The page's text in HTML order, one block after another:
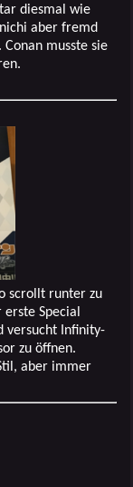
diesmal wie
aber fremd
musste sie
scrollt runter zu
Special
versucht Infinity-
zu öffnen.
aber immer